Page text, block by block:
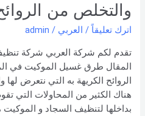
والتخلص من
اترك تعليقاً / العربي /
admin
تقدم لكم شركة العربي شركة
المقال طرق غسيل الموكيت في
الروائح الكريهة به التي نتعرض
هناك الكثير من المحاولات التي
بداخلها لتنظيف السجاد و
البقع
والتخلص
الروائح
الكريهة
به